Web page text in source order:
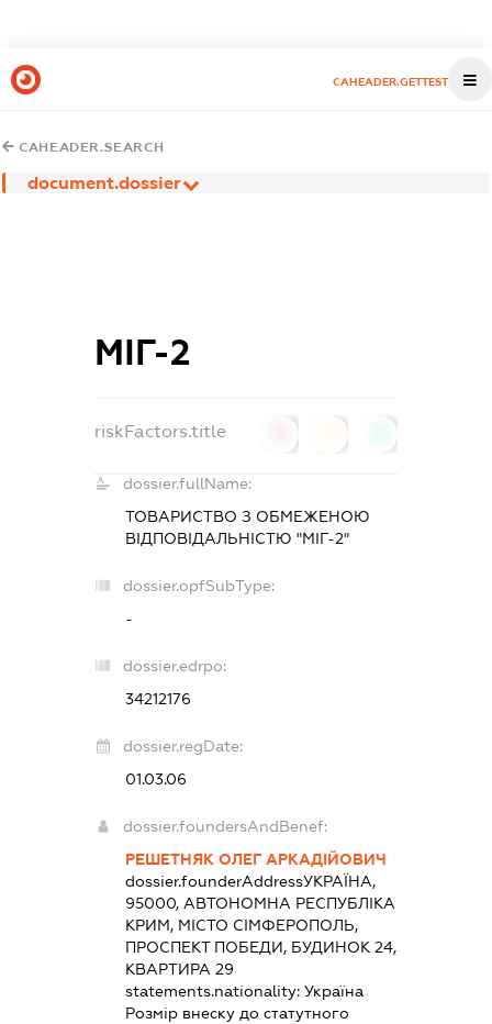
CAHEADER.GETTEST
CAHEADER.SEARCH
document.dossier
МІГ-2
riskFactors.title
dossier.fullName:
ТОВАРИСТВО З ОБМЕЖЕНОЮ
ВІДПОВІДАЛЬНІСТЮ "МІГ-2"
dossier.opfSubType:
-
dossier.edrpo:
34212176
dossier.regDate:
01.03.06
dossier.foundersAndBenef:
РЕШЕТНЯК ОЛЕГ АРКАДІЙОВИЧ
dossier.founderAddressУКРАЇНА,
95000, АВТОНОМНА РЕСПУБЛІКА
КРИМ, МІСТО СІМФЕРОПОЛЬ,
ПРОСПЕКТ ПОБЕДИ, БУДИНОК 24,
КВАРТИРА 29
statements.nationality: Україна
Розмір внеску до статутного